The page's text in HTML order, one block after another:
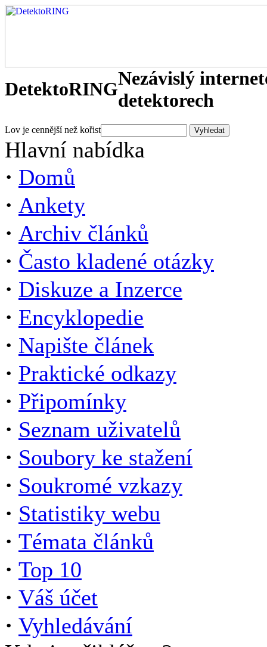
DetektoRINGNezávislý
detektorech
Lov je cennější než kořist
Hlavní nabídka
· Domů
· Ankety
· Archiv článků
· Často kladené otázky
· Diskuze a Inzerce
· Encyklopedie
· Napište článek
· Praktické odkazy
· Připomínky
· Seznam uživatelů
· Soubory ke stažení
· Soukromé vzkazy
· Statistiky webu
· Témata článků
· Top 10
· Váš účet
· Vyhledávání